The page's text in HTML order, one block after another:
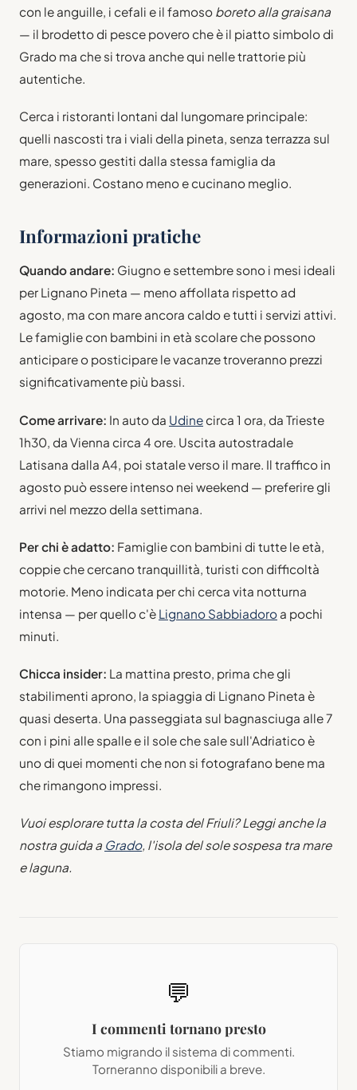
con le anguille, i cefali e il famoso boreto alla graisana
— il brodetto di pesce povero che è il piatto simbolo di
Grado ma che si trova anche qui nelle trattorie più
autentiche.
Cerca i ristoranti lontani dal lungomare principale:
quelli nascosti tra i viali della pineta, senza terrazza sul
mare, spesso gestiti dalla stessa famiglia da
generazioni. Costano meno e cucinano meglio.
Informazioni pratiche
Quando andare: Giugno e settembre sono i mesi ideali
per Lignano Pineta — meno affollata rispetto ad
agosto, ma con mare ancora caldo e tutti i servizi attivi.
Le famiglie con bambini in età scolare che possono
anticipare o posticipare le vacanze troveranno prezzi
significativamente più bassi.
Come arrivare: In auto da Udinecirca 1 ora, da Trieste
1h30, da Vienna circa 4 ore. Uscita autostradale
Latisana dalla A4, poi statale verso il mare. Il traffico in
agosto può essere intenso nei weekend — preferire gli
arrivi nel mezzo della settimana.
Per chi è adatto: Famiglie con bambini di tutte le età,
coppie che cercano tranquillità, turisti con difficoltà
motorie. Meno indicata per chi cerca vita notturna
intensa — per quello c'è Lignano Sabbiadoro a pochi
minuti.
Chicca insider: La mattina presto, prima che gli
stabilimenti aprono, la spiaggia di Lignano Pineta è
quasi deserta. Una passeggiata sul bagnasciuga alle 7
con i pini alle spalle e il sole che sale sull'Adriatico è
uno di quei momenti che non si fotografano bene ma
che rimangono impressi.
Vuoi esplorare tutta la costa del Friuli? Leggi anche la
nostra guida a Grado, l'isola del sole sospesa tra mare
e laguna.
💬
I commenti tornano presto
Stiamo migrando il sistema di commenti.
Torneranno disponibili a breve.